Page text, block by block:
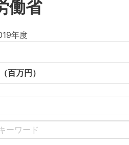
働省
年度
百万円）